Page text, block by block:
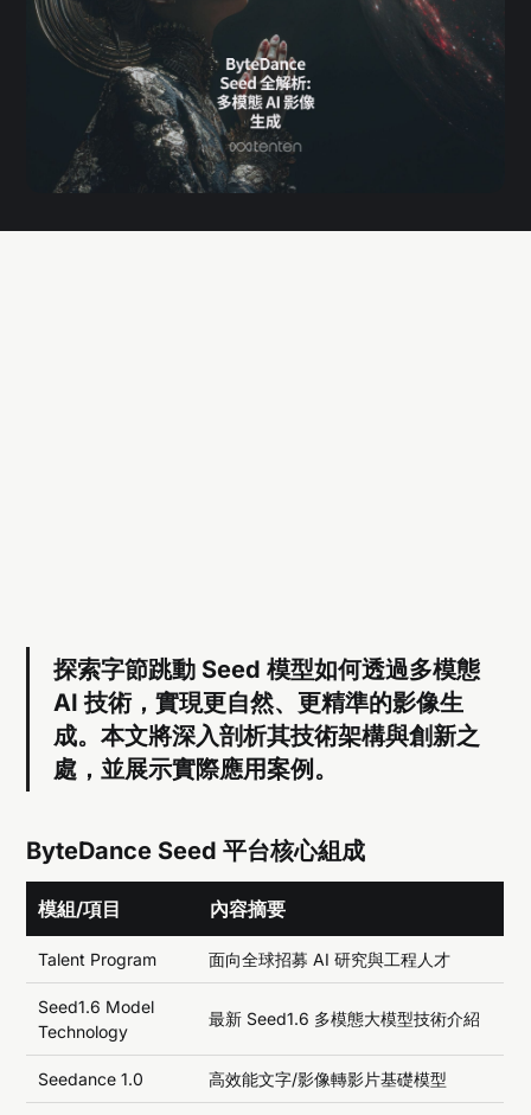
探索字節跳動 Seed 模型如何透過多模態
AI 技術，實現更自然、更精準的影像生
成。本文將深入剖析其技術架構與創新之
處，並展示實際應用案例。
ByteDance Seed 平台核心組成
模組/項目 內容摘要
Talent Program 面向全球招募 AI 研究與工程人才
Seed1.6 Model
Technology
最新 Seed1.6 多模態大模型技術介紹
Seedance 1.0 高效能文字/影像轉影片基礎模型